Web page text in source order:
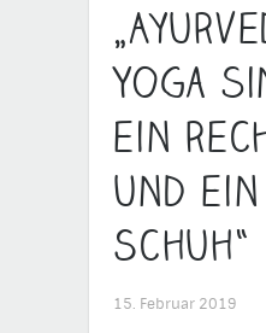
Yoga
ein
und
Schuh“
15. Februar 2019